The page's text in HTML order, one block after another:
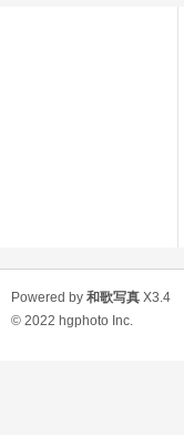
Powered by 和歌写真 X3.4
© 2022 hgphoto Inc.